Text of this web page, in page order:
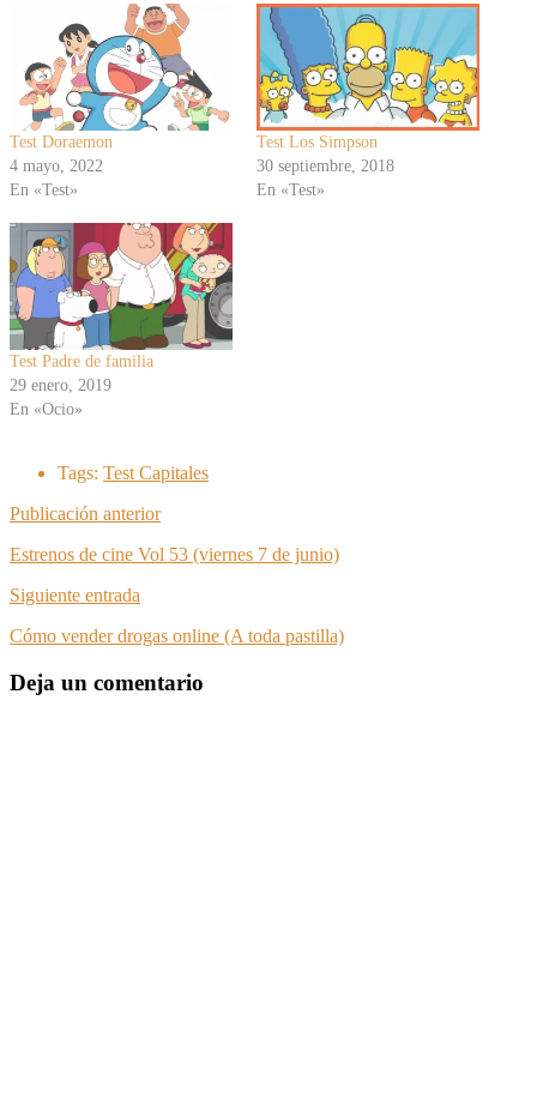
Test Doraemon
4 mayo, 2022
En «Test»
Test Los Simpson
30 septiembre, 2018
En «Test»
Test Padre de familia
29 enero, 2019
En «Ocio»
Tags: Test Capitales
Publicación anterior
Estrenos de cine Vol 53 (viernes 7 de junio)
Siguiente entrada
Cómo vender drogas online (A toda pastilla)
Deja un comentario